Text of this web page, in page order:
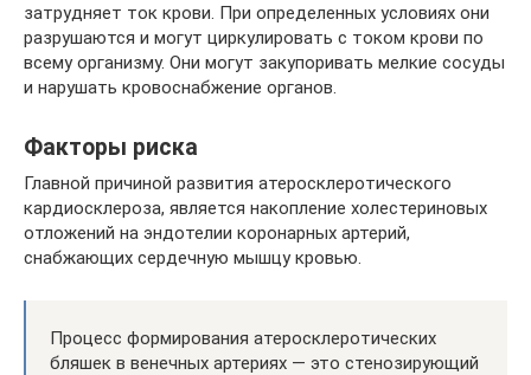
затрудняет ток крови. При определенных условиях они
разрушаются и могут циркулировать с током крови по
всему организму. Они могут закупоривать мелкие сосуды
и нарушать кровоснабжение органов.
Факторы риска
Главной причиной развития атеросклеротического
кардиосклероза, является накопление холестериновых
отложений на эндотелии коронарных артерий,
снабжающих сердечную мышцу кровью.
Процесс формирования атеросклеротических
бляшек в венечных артериях — это стенозирующий